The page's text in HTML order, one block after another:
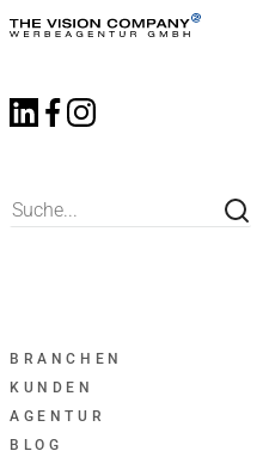
BRANCHEN
KUNDEN
AGENTUR
BLOG